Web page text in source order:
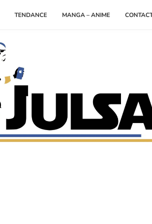
TENDANCE MANGA – ANIME